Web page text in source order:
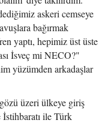
askeri cemseye
bağırmak
yaptı, hepimiz üst üste
İsveç mi NECO?"
yüzümden arkadaşlar
üzeri ülkeye giriş
ile Türk